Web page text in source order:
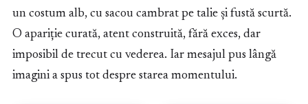
un costum alb, cu sacou cambrat pe talie și fustă scurtă.
O apariție curată, atent construită, fără exces, dar
imposibil de trecut cu vederea. Iar mesajul pus lângă
imagini a spus tot despre starea momentului.